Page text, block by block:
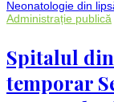
Administrație publică
Spitalul
temporar